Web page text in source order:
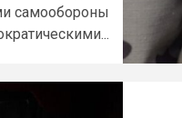
самообороны